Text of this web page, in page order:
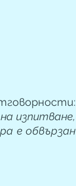
изпитване,
е обвързан